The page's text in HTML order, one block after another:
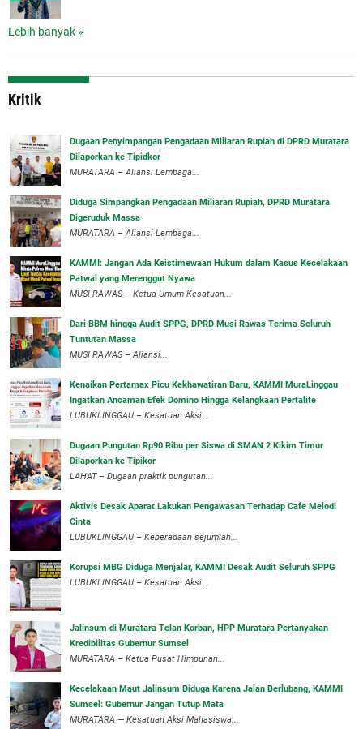
Lebih banyak »
Kritik
‎Dugaan Penyimpangan Pengadaan Miliaran Rupiah di DPRD Muratara
Dilaporkan ke Tipidkor
‎MURATARA – Aliansi Lembaga...
Diduga Simpangkan Pengadaan Miliaran Rupiah, DPRD Muratara
Digeruduk Massa
‎MURATARA – Aliansi Lembaga...
‎KAMMI: Jangan Ada Keistimewaan Hukum dalam Kasus Kecelakaan
Patwal yang Merenggut Nyawa
‎MUSI RAWAS – Ketua Umum Kesatuan...
Dari BBM hingga Audit SPPG, DPRD Musi Rawas Terima Seluruh
Tuntutan Massa
MUSI RAWAS – Aliansi...
‎Kenaikan Pertamax Picu Kekhawatiran Baru, KAMMI MuraLinggau
Ingatkan Ancaman Efek Domino Hingga Kelangkaan Pertalite
‎LUBUKLINGGAU – Kesatuan Aksi...
Dugaan Pungutan Rp90 Ribu per Siswa di SMAN 2 Kikim Timur
Dilaporkan ke Tipikor
LAHAT – Dugaan praktik pungutan...
Aktivis Desak Aparat Lakukan Pengawasan Terhadap Cafe Melodi
Cinta
LUBUKLINGGAU – Keberadaan sejumlah...
Korupsi MBG Diduga Menjalar, KAMMI Desak Audit Seluruh SPPG
‎LUBUKLINGGAU – Kesatuan Aksi...
‎Jalinsum di Muratara Telan Korban, HPP Muratara Pertanyakan
Kredibilitas Gubernur Sumsel
MURATARA – Ketua Pusat Himpunan...
‎Kecelakaan Maut Jalinsum Diduga Karena Jalan Berlubang, KAMMI
Sumsel: Gubernur Jangan Tutup Mata
‎MURATARA — Kesatuan Aksi Mahasiswa...